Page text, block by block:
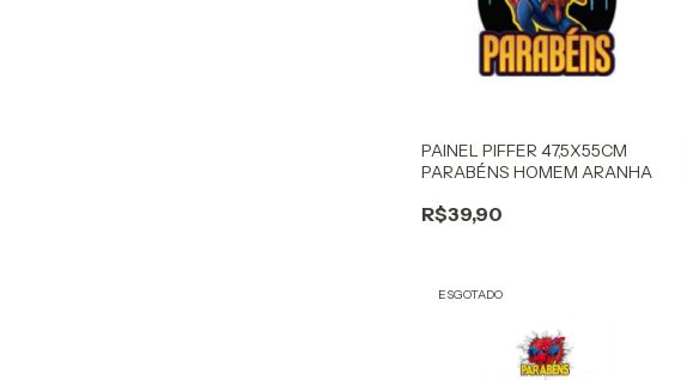
PAINEL PIFFER 47,5X55CM
PARABÉNS HOMEM ARANHA
R$39,90
ESGOTADO